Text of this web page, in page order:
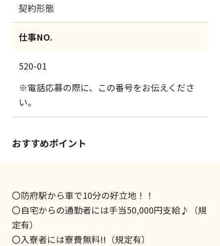
契約形態
仕事NO.
520-01
※電話応募の際に、この番号をお伝えくださ
い。
おすすめポイント
〇防府駅から車で10分の好立地！！
〇自宅からの通勤者には手当50,000円支給♪（規
定有）
〇入寮者には寮費無料!!（規定有）